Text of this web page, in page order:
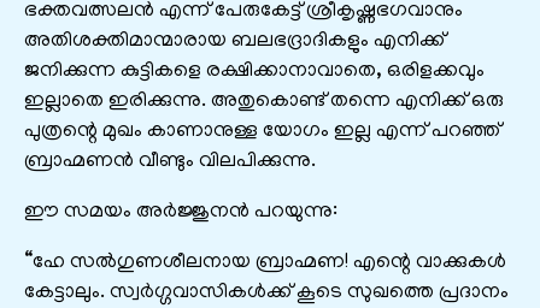
ഭക്തവത്സലന്‍ എന്ന് പേരുകേട്ട്‌ ശ്രീകൃഷ്ണഭഗവാനും
അതിശക്തിമാന്മാരായ ബലഭദ്രാദികളും എനിക്ക്‌
ജനിക്കുന്ന കുട്ടികളെ രക്ഷിക്കാനാവാതെ, ഒരിളക്കവും
ഇല്ലാതെ ഇരിക്കുന്നു. അതുകൊണ്ട്‌ തന്നെ എനിക്ക്‌ ഒരു
പുത്രന്റെ മുഖം കാണാനുള്ള യോഗം ഇല്ല എന്ന് പറഞ്ഞ്‌
ബ്രാഹ്മണന്‍ വീണ്ടും വിലപിക്കുന്നു.
ഈ സമയം അര്‍ജ്ജുനന്‍ പറയുന്നു:
“ഹേ സല്‍ഗുണശീലനായ ബ്രാഹ്മണ! എന്റെ വാക്കുകള്‍
കേട്ടാലും. സ്വര്‍ഗ്ഗവാസികള്‍ക്ക്‌ കൂടെ സുഖത്തെ പ്രദാനം